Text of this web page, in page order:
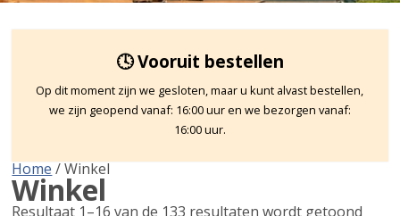
🕓 Vooruit bestellen
Op dit moment zijn we gesloten, maar u kunt alvast bestellen,
we zijn geopend vanaf: 16:00 uur en we bezorgen vanaf:
16:00 uur.
Home/ Winkel
Winkel
Resultaat 1–16 van de 133 resultaten wordt getoond